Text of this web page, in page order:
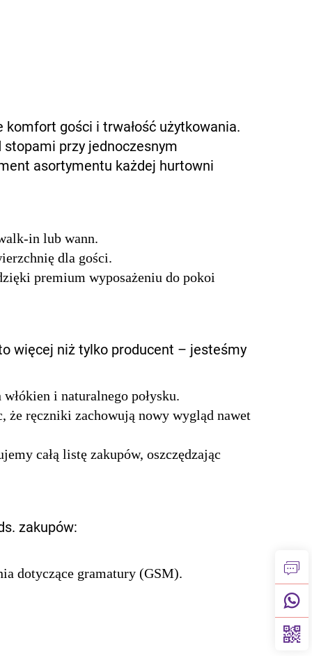
komfort gości i trwałość użytkowania.
przy jednoczesnym
asortymentu każdej hurtowni
in lub wann.
dla gości.
premium wyposażeniu do pokoi
więcej niż tylko producent – jesteśmy
i naturalnego połysku.
że ręczniki zachowują nowy wygląd nawet
całą listę zakupów, oszczędzając
zakupów:
dotyczące gramatury (GSM).